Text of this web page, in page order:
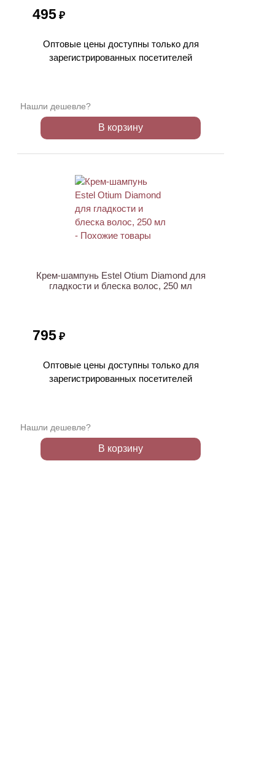
495 ₽
Оптовые цены доступны только для
зарегистрированных посетителей
Нашли дешевле?
В корзину
Крем-шампунь Estel Otium Diamond для
гладкости и блеска волос, 250 мл
795 ₽
Оптовые цены доступны только для
зарегистрированных посетителей
Нашли дешевле?
В корзину